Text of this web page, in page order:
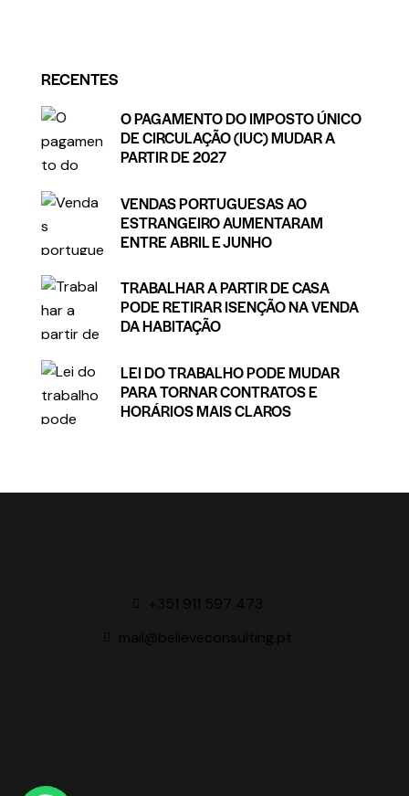
RECENTES
O PAGAMENTO DO IMPOSTO ÚNICO
DE CIRCULAÇÃO (IUC) MUDAR A
PARTIR DE 2027
VENDAS PORTUGUESAS AO
ESTRANGEIRO AUMENTARAM
ENTRE ABRIL E JUNHO
TRABALHAR A PARTIR DE CASA
PODE RETIRAR ISENÇÃO NA VENDA
DA HABITAÇÃO
LEI DO TRABALHO PODE MUDAR
PARA TORNAR CONTRATOS E
HORÁRIOS MAIS CLAROS
+351 911 597 473
mail@believeconsulting.pt